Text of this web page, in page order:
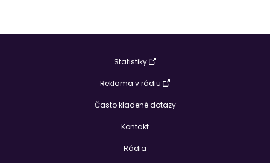
Statistiky
Reklama v rádiu
Často kladené dotazy
Kontakt
Rádia